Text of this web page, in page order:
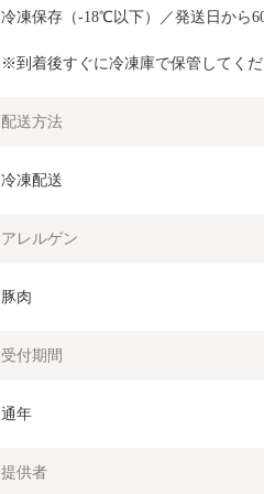
冷凍保存（-18℃以下）／発送日から
※到着後すぐに冷凍庫で保管してくだ
配送方法
冷凍配送
アレルゲン
豚肉
受付期間
通年
提供者